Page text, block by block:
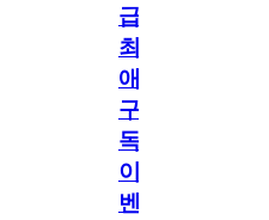
급!
최
애
구
독
이
벤